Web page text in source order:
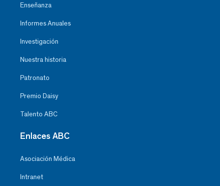
Enseñanza
Informes Anuales
Investigación
Nuestra historia
Patronato
Premio Daisy
Talento ABC
Enlaces ABC
Asociación Médica
Intranet